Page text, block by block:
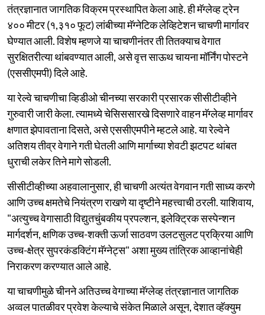
तंत्रज्ञानात जागतिक विक्रम प्रस्थापित केला आहे. ही मॅग्लेव्ह ट्रेन
४०० मीटर (१,३१० फूट) लांबीच्या मॅग्नेटिक लेव्हिटेशन चाचणी मार्गावर
घेण्यात आली. विशेष म्हणजे या चाचणीनंतर ती तितक्याच वेगात
सुरक्षितरीत्या थांबवण्यात आली, असे वृत्त साऊथ चायना मॉर्निंग पोस्टने
(एससीएमपी) दिले आहे.
या रेल्वे चाचणीचा व्हिडीओ चीनच्या सरकारी प्रसारक सीसीटीव्हीने
गुरुवारी जारी केला. त्यामध्ये चेसिससारखे दिसणारे वाहन मॅग्लेव्ह मार्गावर
क्षणात झेपावताना दिसते, असे एससीएमपीने म्हटले आहे. या रेल्वेने
अतिशय तीव्र वेगाने गती घेतली आणि मार्गाच्या शेवटी झटपट थांबत
धुराची लकेर तिने मागे सोडली.
सीसीटीव्हीच्या अहवालानुसार, ही चाचणी अत्यंत वेगवान गती साध्य करणे
आणि उच्च क्षमतेचे नियंत्रण राखणे या दृष्टीने महत्त्वाची ठरली. याशिवाय,
"अत्युच्च वेगासाठी विद्युतचुंबकीय प्रपल्शन, इलेक्ट्रिक सस्पेन्शन
मार्गदर्शन, क्षणिक उच्च-शक्ती ऊर्जा साठवण उलटसुलट प्रक्रिया आणि
उच्च-क्षेत्र सुपरकंडक्टिंग मॅग्नेट्स" अशा मुख्य तांत्रिक आव्हानांचेही
निराकरण करण्यात आले आहे.
या चाचणीमुळे चीनने अतिउच्च वेगाच्या मॅग्लेव्ह तंत्रज्ञानात जागतिक
अव्वल पातळीवर प्रवेश केल्याचे संकेत मिळाले असून, देशात व्हॅक्युम